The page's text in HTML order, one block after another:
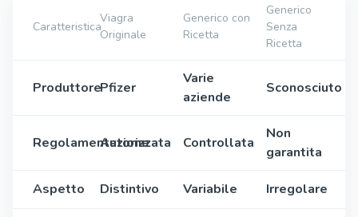
Caratteristica
Viagra
Originale
Generico con
Ricetta
Generico
Senza
Ricetta
ProduttorePfizer
Varie
aziende
Sconosciuto
Regolamentazione
Autorizzata Controllata
Non
garantita
Aspetto Distintivo Variabile Irregolare